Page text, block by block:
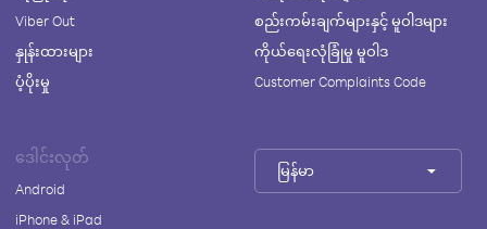
Viber Out
နှုန်းထားများ
ပံ့ပိုးမှု
စည်းကမ်းချက်များနှင့် မူဝါဒများ
ကိုယ်ရေးလုံခြုံမှု မူဝါဒ
Customer Complaints Code
ဒေါင်းလုတ်
Android
iPhone & iPad
မြန်မာ